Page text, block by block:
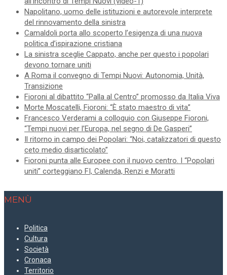
Napolitano, uomo delle istituzioni e autorevole interprete
del rinnovamento della sinistra
Camaldoli porta allo scoperto l’esigenza di una nuova
politica d’ispirazione cristiana
La sinistra sceglie Cappato, anche per questo i popolari
devono tornare uniti
A Roma il convegno di Tempi Nuovi: Autonomia, Unità,
Transizione
Fioroni al dibattito “Palla al Centro” promosso da Italia Viva
Morte Moscatelli, Fioroni: “È stato maestro di vita”
Francesco Verderami a colloquio con Giuseppe Fioroni,
“Tempi nuovi per l’Europa, nel segno di De Gasperi”
Il ritorno in campo dei Popolari: “Noi, catalizzatori di questo
ceto medio disarticolato”
Fioroni punta alle Europee con il nuovo centro. I “Popolari
uniti” corteggiano FI, Calenda, Renzi e Moratti
MENÙ
Politica
Cultura
Società
Cronaca
Territorio